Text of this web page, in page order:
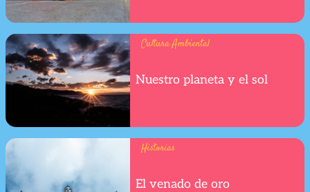
Cultura Ambiental
Nuestro planeta y el sol
Historias
El venado de oro